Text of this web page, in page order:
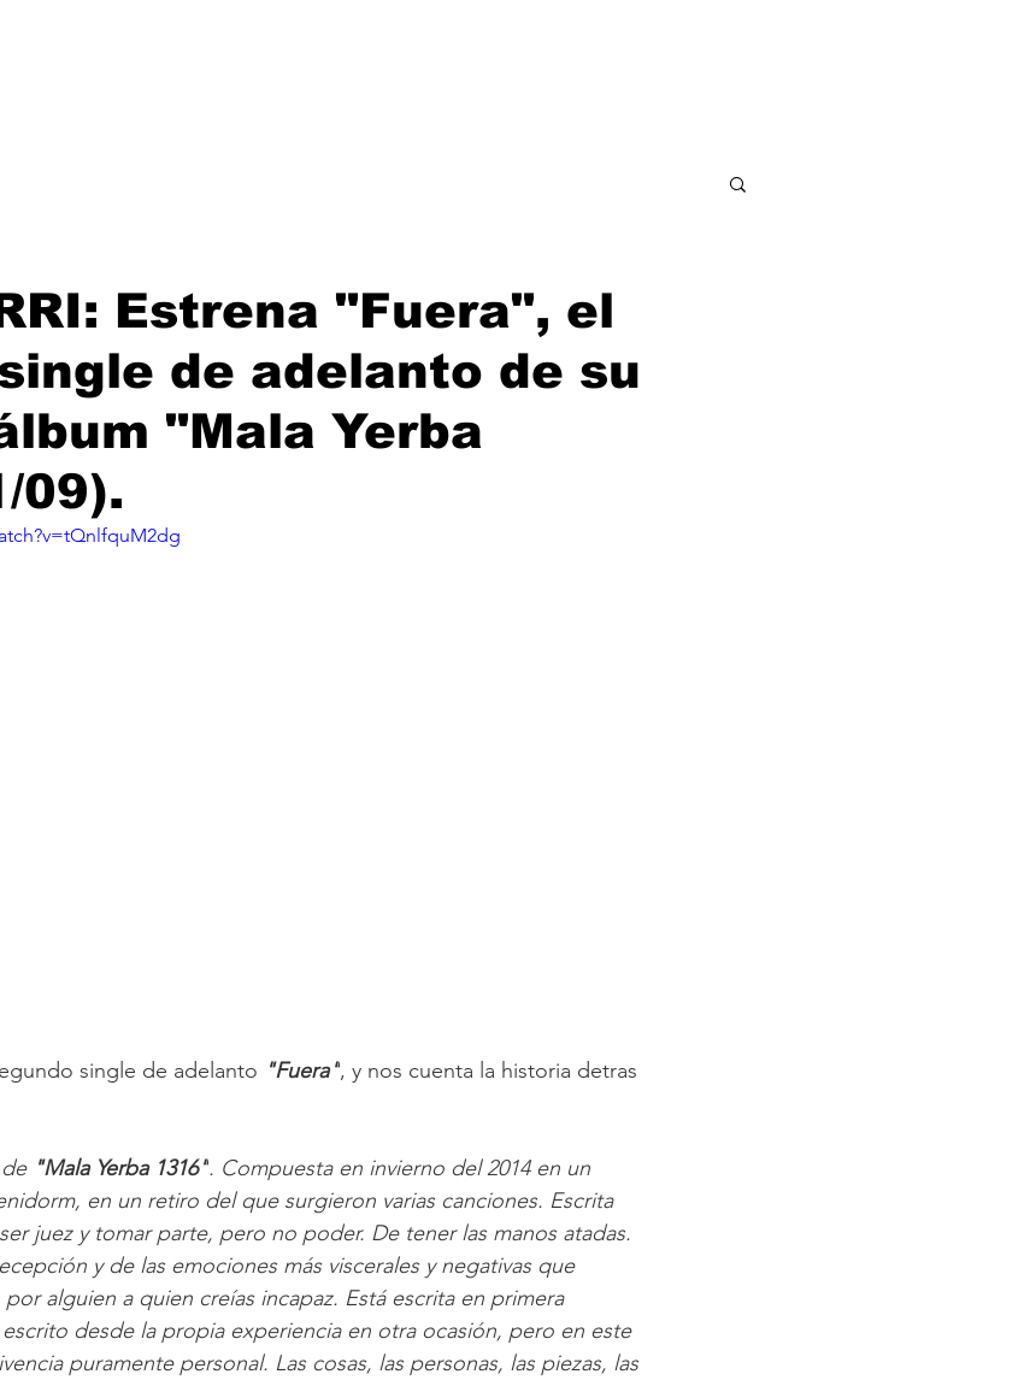
Estrena "Fuera", el
de adelanto de su
"Mala Yerba
09).
single de adelanto "Fuera", y nos cuenta la historia detras
"Mala Yerba 1316". Compuesta en invierno del 2014 en un
en un retiro del que surgieron varias canciones. Escrita
juez y tomar parte, pero no poder. De tener las manos atadas.
y de las emociones más viscerales y negativas que
alguien a quien creías incapaz. Está escrita en primera
desde la propia experiencia en otra ocasión, pero en este
puramente personal. Las cosas, las personas, las piezas, las